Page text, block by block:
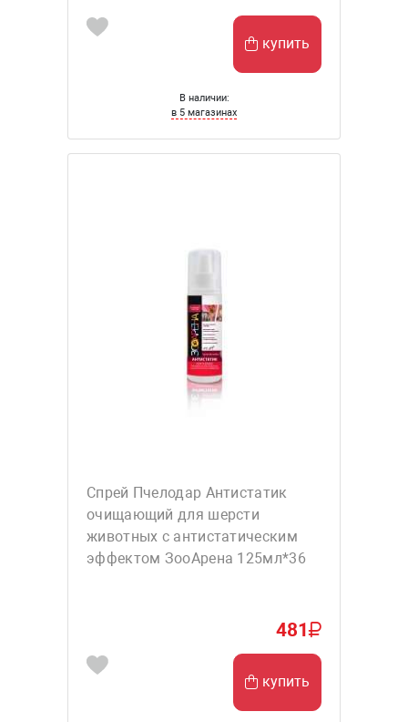
купить
В наличии:
в 5 магазинах
Спрей Пчелодар Антистатик
очищающий для шерсти
животных с антистатическим
эффектом ЗооАрена 125мл*36
481
купить